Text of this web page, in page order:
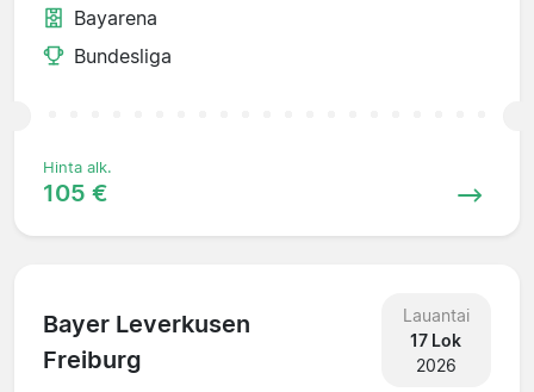
Bayarena
Bundesliga
Hinta alk.
105 €
Bayer Leverkusen
Freiburg
Lauantai
17 Lok
2026